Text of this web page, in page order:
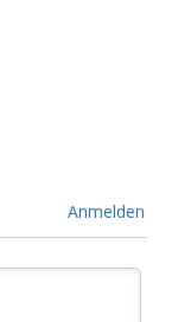
Anmelden